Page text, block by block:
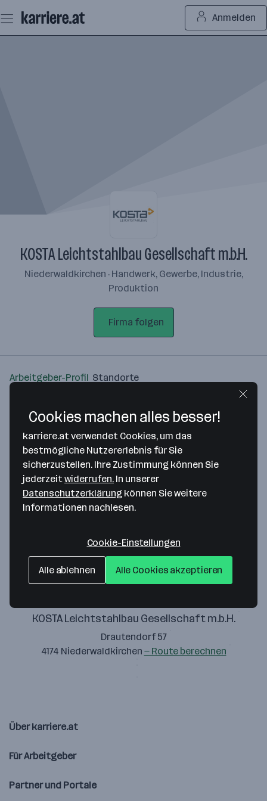
Seiteninhalt
springen
Anmelden
KOSTA Leichtstahlbau Gesellschaft m.b.H.
Niederwaldkirchen · Handwerk, Gewerbe, Industrie,
Produktion
Firma folgen
Arbeitgeber-Profil Standorte
Bitte stimme unseren Cookie-
Richtlinien zu, um diese Karte
anzuzeigen.
KOSTA Leichtstahlbau Gesellschaft m.b.H.
Drautendorf 57
4174 Niederwaldkirchen — Route berechnen
Über karriere.at
Für Arbeitgeber
Partner und Portale
Cookies machen alles besser!
karriere.at verwendet Cookies, um das
bestmögliche Nutzererlebnis für Sie
sicherzustellen. Ihre Zustimmung können Sie
jederzeitwiderrufen. In unserer
Datenschutzerklärung können Sie weitere
Informationen nachlesen.
Cookie-Einstellungen
Alle ablehnen Alle Cookies akzeptieren